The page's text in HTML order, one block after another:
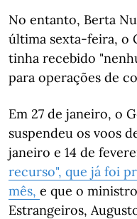
No entanto, Berta
última sexta-feira, o
tinha recebido
para operações de
Em 27 de janeiro, o
suspendeu os voos
janeiro e 14 de
recurso", que já foi
mês, e que o
Estrangeiros,